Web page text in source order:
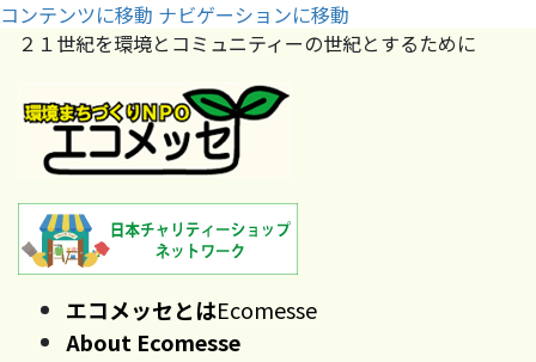
コンテンツに移動 ナビゲーションに移動
２１世紀を環境とコミュニティーの世紀とするために
エコメッセとはEcomesse
About Ecomesse